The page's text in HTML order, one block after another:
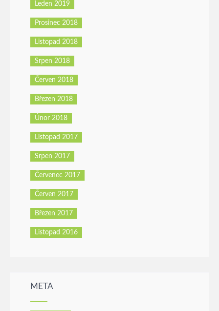
Leden 2019
Prosinec 2018
Listopad 2018
Srpen 2018
Červen 2018
Březen 2018
Únor 2018
Listopad 2017
Srpen 2017
Červenec 2017
Červen 2017
Březen 2017
Listopad 2016
META